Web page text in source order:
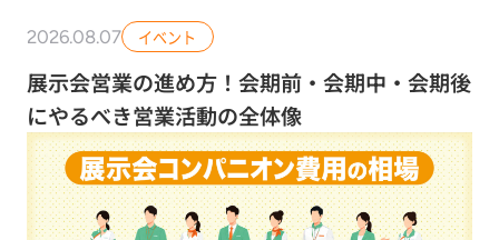
2026.08.07 イベント
展示会営業の進め方！会期前・会期中・会期後
にやるべき営業活動の全体像